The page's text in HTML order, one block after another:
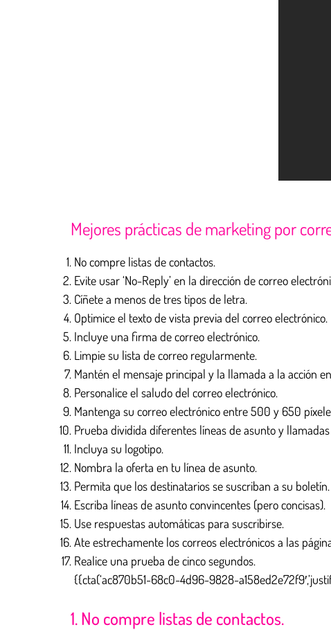
Mejores prácticas de marketing por
No compre listas de contactos.
Evite usar ‘No-Reply’ en la dirección de correo
Cíñete a menos de tres tipos de letra.
Optimice el texto de vista previa del correo electrónico.
Incluye una firma de correo electrónico.
Limpie su lista de correo regularmente.
Mantén el mensaje principal y la llamada a la acción
Personalice el saludo del correo electrónico.
Mantenga su correo electrónico entre 500 y 650
Prueba dividida diferentes líneas de asunto y llamadas
Incluya su logotipo.
Nombra la oferta en tu línea de asunto.
Permita que los destinatarios se suscriban a su boletín.
Escriba líneas de asunto convincentes (pero concisas).
Use respuestas automáticas para suscribirse.
Ate estrechamente los correos electrónicos a las
Realice una prueba de cinco segundos.
{{cta(‘ac870b51-68c0-4d96-9828-
1. No compre listas de contactos.